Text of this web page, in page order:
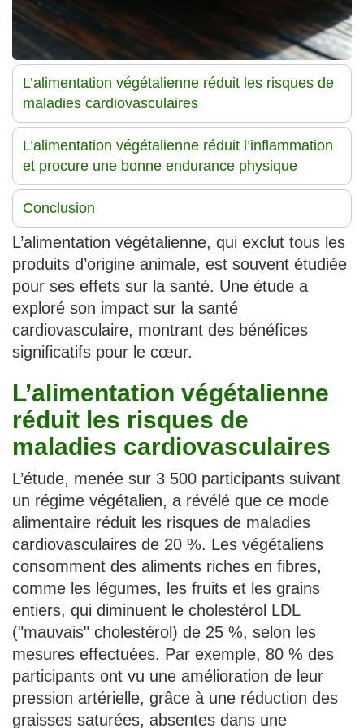
L’alimentation végétalienne réduit les risques de
maladies cardiovasculaires
L’alimentation végétalienne réduit l’inflammation
et procure une bonne endurance physique
Conclusion
L’alimentation végétalienne, qui exclut tous les
produits d’origine animale, est souvent étudiée
pour ses effets sur la santé. Une étude a
exploré son impact sur la santé
cardiovasculaire, montrant des bénéfices
significatifs pour le cœur.
L’alimentation végétalienne
réduit les risques de
maladies cardiovasculaires
L’étude, menée sur 3 500 participants suivant
un régime végétalien, a révélé que ce mode
alimentaire réduit les risques de maladies
cardiovasculaires de 20 %. Les végétaliens
consomment des aliments riches en fibres,
comme les légumes, les fruits et les grains
entiers, qui diminuent le cholestérol LDL
("mauvais" cholestérol) de 25 %, selon les
mesures effectuées. Par exemple, 80 % des
participants ont vu une amélioration de leur
pression artérielle, grâce à une réduction des
graisses saturées, absentes dans une